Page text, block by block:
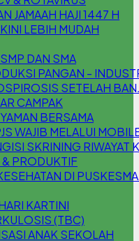
JAMAAH HAJI 1447 H
LEBIH MUDAH
DAN SMA
PANGAN -
SETELAH
CAMPAK
BERSAMA
WAJIB MELALUI
SKRINING RIWAYAT
& PRODUKTIF
DI
KARTINI
(TBC)
ANAK SEKOLAH